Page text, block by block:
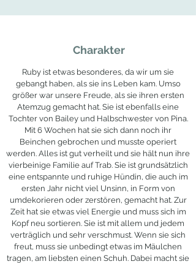
Charakter
Ruby ist etwas besonderes, da wir um sie
gebangt haben, als sie ins Leben kam. Umso
größer war unsere Freude, als sie ihren ersten
Atemzug gemacht hat. Sie ist ebenfalls eine
Tochter von Bailey und Halbschwester von Pina.
Mit 6 Wochen hat sie sich dann noch ihr
Beinchen gebrochen und musste operiert
werden. Alles ist gut verheilt und sie hält nun ihre
vierbeinige Familie auf Trab. Sie ist grundsätzlich
eine entspannte und ruhige Hündin, die auch im
ersten Jahr nicht viel Unsinn, in Form von
umdekorieren oder zerstören, gemacht hat. Zur
Zeit hat sie etwas viel Energie und muss sich im
Kopf neu sortieren. Sie ist mit allem und jedem
verträglich und sehr verschmust. Wenn sie sich
freut, muss sie unbedingt etwas im Mäulchen
tragen, am liebsten einen Schuh. Dabei macht sie